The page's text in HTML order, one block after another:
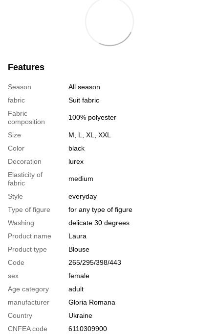
Features
Season
All season
fabric
Suit fabric
Fabric
composition
100% polyester
Size
M, L, XL, XXL
Color
black
Decoration
lurex
Elasticity of
fabric
medium
Style
everyday
Type of figure
for any type of figure
Washing
delicate 30 degrees
Product name
Laura
Product type
Blouse
Code
265/295/398/443
sex
female
Age category
adult
manufacturer
Gloria Romana
Country
Ukraine
CNFEA code
6110309900